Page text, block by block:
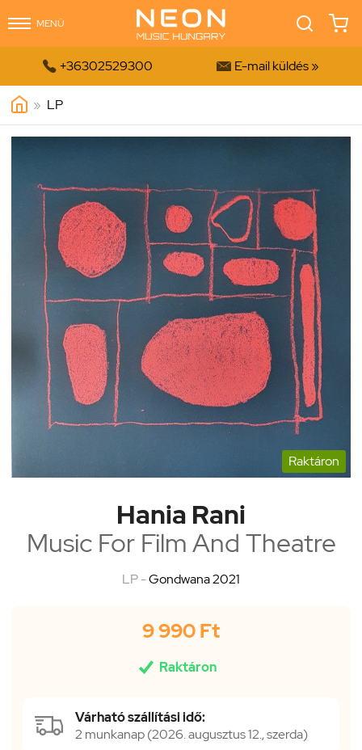
MENÜ
 +36302529300  E-mail küldés »
» LP
Raktáron
Hania Rani
Music For Film And Theatre
LP -Gondwana 2021
9 990 Ft
 Raktáron
Várható szállítási idő:
2 munkanap (2026. augusztus 12., szerda)